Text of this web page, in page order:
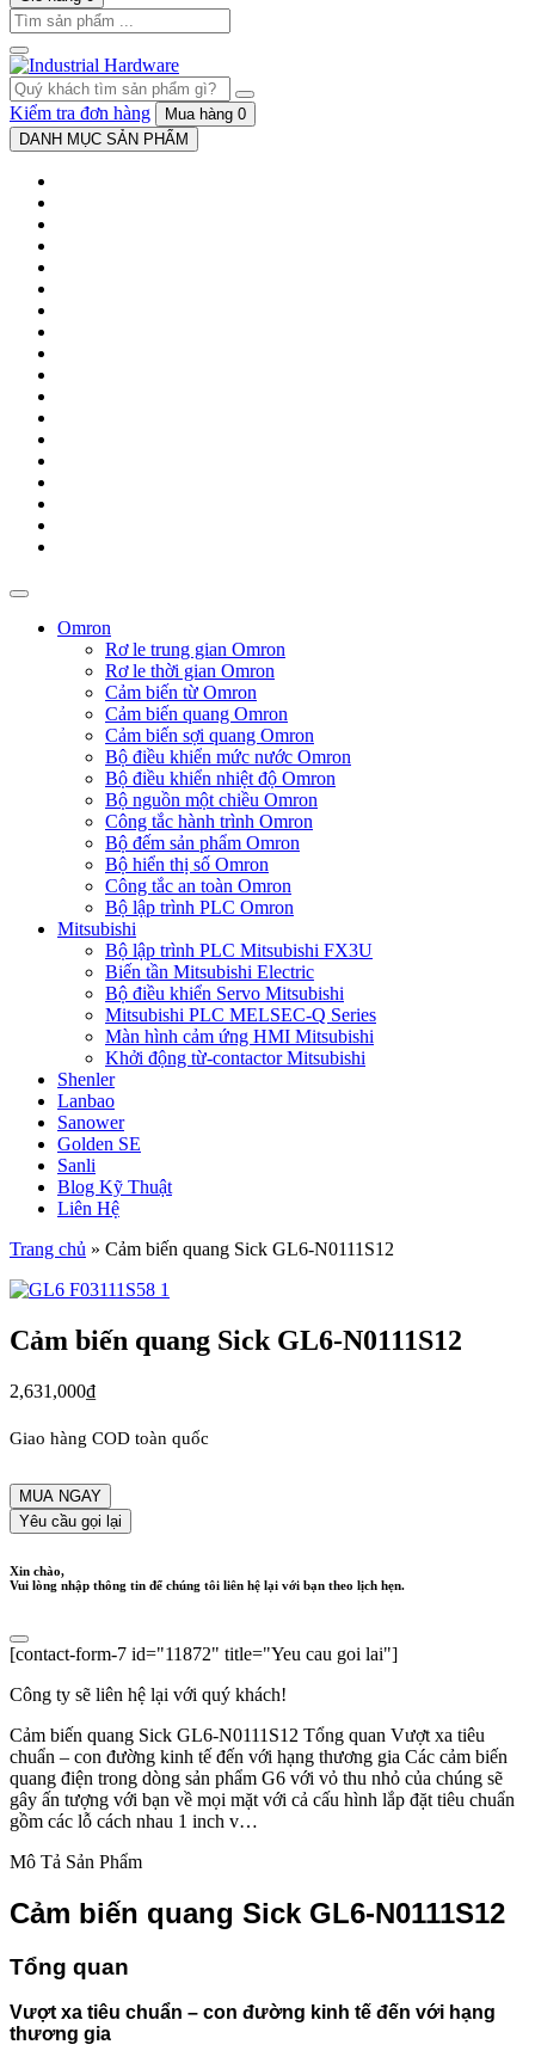
Kiểm tra đơn hàng Mua hàng 0
DANH MỤC SẢN PHẨM
Omron
Rơ le trung gian Omron
Rơ le thời gian Omron
Cảm biến từ Omron
Cảm biến quang Omron
Cảm biến sợi quang Omron
Bộ điều khiển mức nước Omron
Bộ điều khiển nhiệt độ Omron
Bộ nguồn một chiều Omron
Công tắc hành trình Omron
Bộ đếm sản phẩm Omron
Bộ hiển thị số Omron
Công tắc an toàn Omron
Bộ lập trình PLC Omron
Mitsubishi
Bộ lập trình PLC Mitsubishi FX3U
Biến tần Mitsubishi Electric
Bộ điều khiển Servo Mitsubishi
Mitsubishi PLC MELSEC-Q Series
Màn hình cảm ứng HMI Mitsubishi
Khởi động từ-contactor Mitsubishi
Shenler
Lanbao
Sanower
Golden SE
Sanli
Blog Kỹ Thuật
Liên Hệ
Trang chủ » Cảm biến quang Sick GL6-N0111S12
Cảm biến quang Sick GL6-N0111S12
2,631,000₫
Giao hàng COD toàn quốc
MUA NGAY
Yêu cầu gọi lại
Xin chào,
Vui lòng nhập thông tin để chúng tôi liên hệ lại với bạn theo lịch hẹn.
[contact-form-7 id="11872" title="Yeu cau goi lai"]
Công ty sẽ liên hệ lại với quý khách!
Cảm biến quang Sick GL6-N0111S12 Tổng quan Vượt xa tiêu
chuẩn – con đường kinh tế đến với hạng thương gia Các cảm biến
quang điện trong dòng sản phẩm G6 với vỏ thu nhỏ của chúng sẽ
gây ấn tượng với bạn về mọi mặt với cả cấu hình lắp đặt tiêu chuẩn
gồm các lỗ cách nhau 1 inch v…
Mô Tả Sản Phẩm
Cảm biến quang Sick GL6-N0111S12
Tổng quan
Vượt xa tiêu chuẩn – con đường kinh tế đến với hạng
thương gia